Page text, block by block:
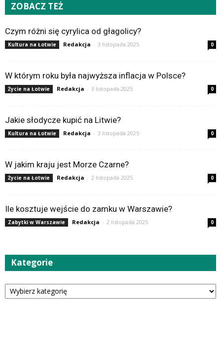
ZOBACZ TEŻ
Czym różni się cyrylica od głagolicy?
Kultura na Łotwie Redakcja - 3 listopada 2025 0
W którym roku była najwyższa inflacja w Polsce?
Życie na Łotwie Redakcja - 3 listopada 2025 0
Jakie słodycze kupić na Litwie?
Kultura na Łotwie Redakcja - 3 listopada 2025 0
W jakim kraju jest Morze Czarne?
Życie na Łotwie Redakcja - 2 listopada 2025 0
Ile kosztuje wejście do zamku w Warszawie?
Zabytki w Warszawie Redakcja - 2 listopada 2025 0
Kategorie
Kategorie